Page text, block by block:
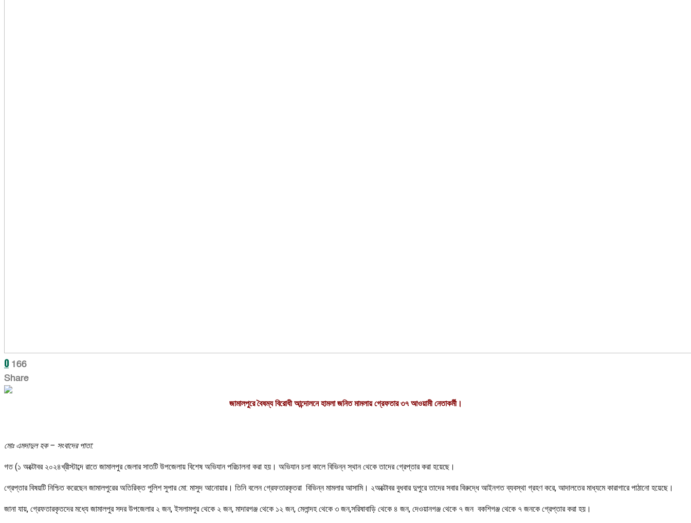
0 166
Share
জামালপুরে বৈষম্য বিরোধী আন্দোলনে হামলা জনিত মামলায় গ্রেফতার ৩৭ আওয়ামী নেতাকর্মী।
মোঃ এমদাদুল হক – সংবাদের পাতা:
গত (১ অক্টোবর ২০২৪খ্রীস্টাব্দে রাতে জামালপুর জেলার সাতটি উপজেলায় বিশেষ অভিযান পরিচালনা করা হয়। অভিযান চলা কালে বিভিন্ন স্থান থেকে তাদের গ্রেপ্তার করা হয়েছে।
গ্রেপ্তার বিষয়টি নিশ্চিত করেছেন জামালপুরের অতিরিক্ত পুলিশ সুপার মো: মাসুদ আনোয়ার। তিনি বলেন গ্রেফতারকৃতরা বিভিন্ন মামলার আসামি। ২অক্টোবর বুধবার দুপুরে তাদের সবার বিরুদ্ধে আইনগত ব্যবস্থা গ্রহণ করে, আদালতের মাধ্যমে কারাগারে পাঠানো হয়েছে।
জানা যায়, গ্রেফতারকৃতদের মধ্যে জামালপুর সদর উপজেলার ২ জন, ইসলামপুর থেকে ২ জন, মাদারগঞ্জ থেকে ১২ জন, মেলান্দহ থেকে ৩ জন,সরিষাবাড়ি থেকে ৪ জন, দেওয়ানগঞ্জ থেকে ৭ জন বকশিগঞ্জ থেকে ৭ জনকে গ্রেপ্তার করা হয়।